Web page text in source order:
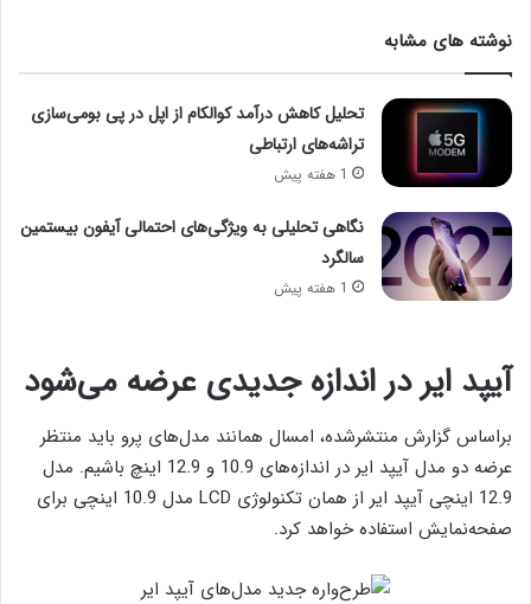
نوشته های مشابه
تحلیل کاهش درآمد کوالکام از اپل در پی بومی‌سازی
تراشه‌های ارتباطی
1 هفته پیش
نگاهی تحلیلی به ویژگی‌های احتمالی آیفون بیستمین
سالگرد
1 هفته پیش
آیپد ایر در اندازه جدیدی عرضه می‌شود
براساس گزارش منتشرشده، امسال همانند مدل‌های پرو باید منتظر
عرضه دو مدل آیپد ایر در اندازه‌های 10.9 و 12.9 اینچ باشیم. مدل
12.9 اینچی آیپد ایر از همان تکنولوژی LCD مدل 10.9 اینچی برای
صفحه‌نمایش استفاده خواهد کرد.